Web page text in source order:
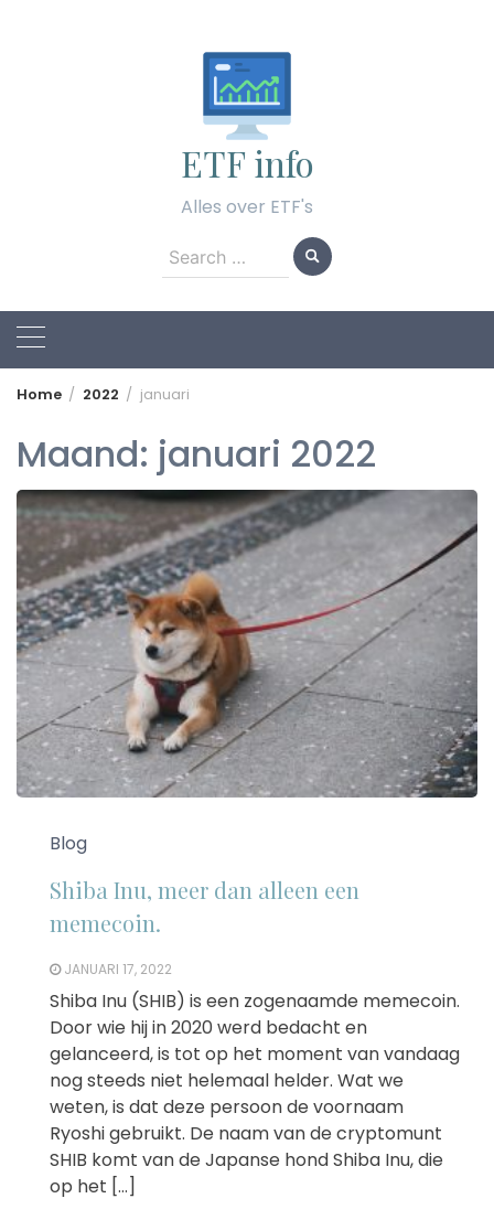
ETF info
Alles over ETF's
Search
for:
Home 2022 januari
Maand: januari 2022
Blog
Shiba Inu, meer dan alleen een
memecoin.
JANUARI 17, 2022
Shiba Inu (SHIB) is een zogenaamde memecoin.
Door wie hij in 2020 werd bedacht en
gelanceerd, is tot op het moment van vandaag
nog steeds niet helemaal helder. Wat we
weten, is dat deze persoon de voornaam
Ryoshi gebruikt. De naam van de cryptomunt
SHIB komt van de Japanse hond Shiba Inu, die
op het […]